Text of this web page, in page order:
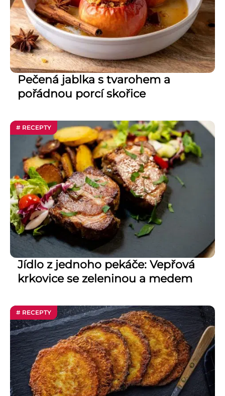
Pečená jablka s tvarohem a
pořádnou porcí skořice
# RECEPTY
Jídlo z jednoho pekáče: Vepřová
krkovice se zeleninou a medem
# RECEPTY